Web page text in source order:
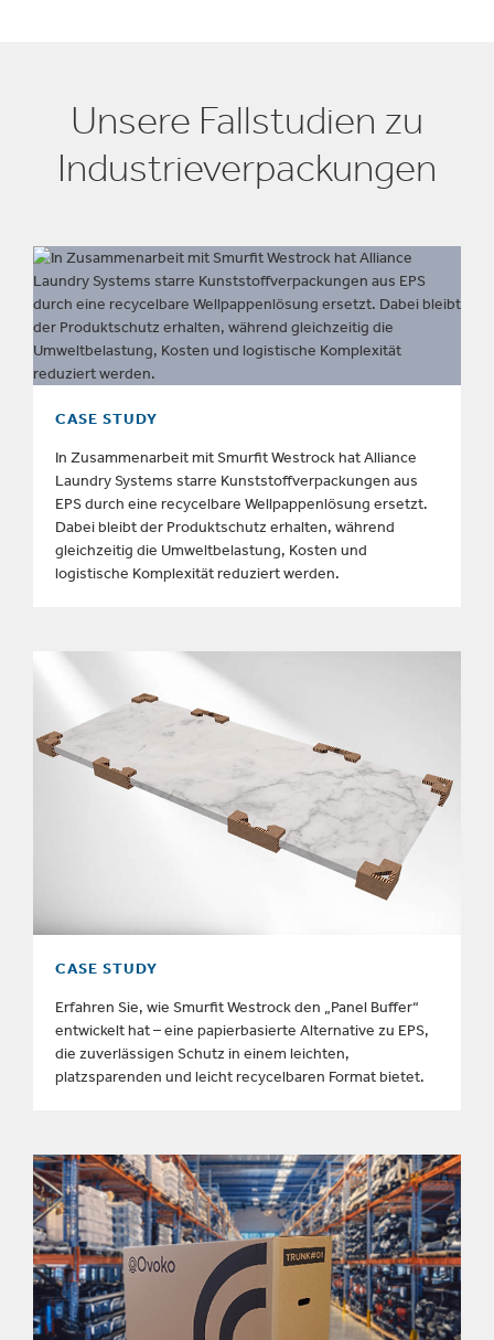
Unsere Fallstudien zu
Industrieverpackungen
CASE STUDY
In Zusammenarbeit mit Smurfit Westrock hat Alliance
Laundry Systems starre Kunststoffverpackungen aus
EPS durch eine recycelbare Wellpappenlösung ersetzt.
Dabei bleibt der Produktschutz erhalten, während
gleichzeitig die Umweltbelastung, Kosten und
logistische Komplexität reduziert werden.
CASE STUDY
Erfahren Sie, wie Smurfit Westrock den „Panel Buffer“
entwickelt hat – eine papierbasierte Alternative zu EPS,
die zuverlässigen Schutz in einem leichten,
platzsparenden und leicht recycelbaren Format bietet.